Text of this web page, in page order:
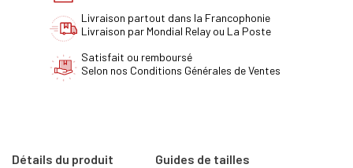
Livraison partout dans la Francophonie
Livraison par Mondial Relay ou La Poste
Satisfait ou remboursé
Selon nos Conditions Générales de Ventes
Détails du produit Guides de tailles